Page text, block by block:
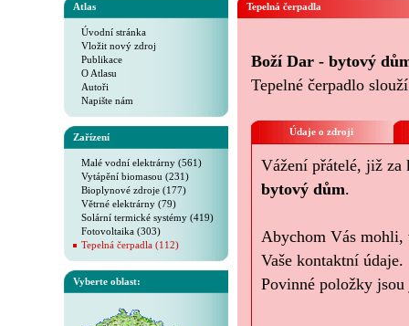
Atlas
Úvodní stránka
Vložit nový zdroj
Publikace
O Atlasu
Autoři
Napište nám
Zařízení
Malé vodní elektrárny (561)
Vytápění biomasou (231)
Bioplynové zdroje (177)
Větrné elektrárny (79)
Solární termické systémy (419)
Fotovoltaika (303)
Tepelná čerpadla (112)
Vyberte oblast:
Tepelná čerpadla
Boží Dar - bytový
Tepelné čerpadlo
Údaje o zdroji
Vážení přátelé, již
bytový dům.
Abychom Vás mohli,
Vaše kontaktní údaje.
Povinné položky